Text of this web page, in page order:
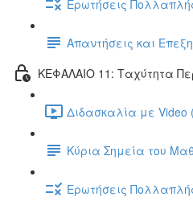
Ερωτήσεις
Απαντήσεις και
ΚΕΦΑΛΑΙΟ 11: Ταχύτητα
Διδασκαλία με Video
Κύρια Σημεία του
Ερωτήσεις